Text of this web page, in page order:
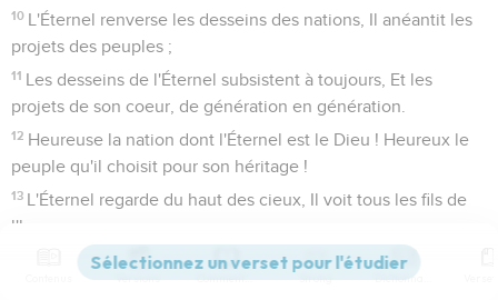
10 L'Éternel renverse les desseins des nations, Il anéantit les
projets des peuples ;
11 Les desseins de l'Éternel subsistent à toujours, Et les
projets de son coeur, de génération en génération.
12 Heureuse la nation dont l'Éternel est le Dieu ! Heureux le
peuple qu'il choisit pour son héritage !
13 L'Éternel regarde du haut des cieux, Il voit tous les fils de
l'homme ;
Du lieu de sa demeure il observe Tous les habitants de la
Versions Commentaires Strong